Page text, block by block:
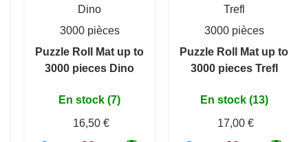
Dino
3000 pièces
Puzzle Roll Mat up to
3000 pieces Dino
En stock (7)
16,50 €
Trefl
3000 pièces
Puzzle Roll Mat up to
3000 pieces Trefl
En stock (13)
17,00 €